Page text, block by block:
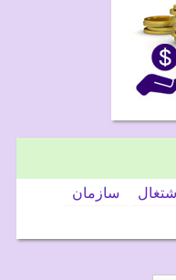
اشتغال
سازمان